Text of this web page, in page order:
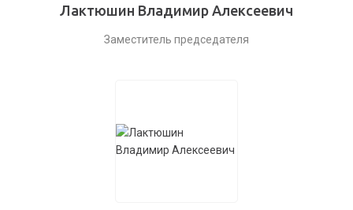
Лактюшин Владимир Алексеевич
Заместитель председателя